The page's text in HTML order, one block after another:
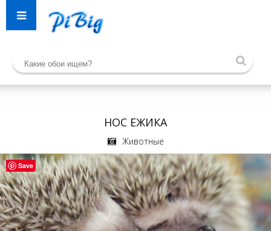
НОС ЕЖИКА
Животные
Save